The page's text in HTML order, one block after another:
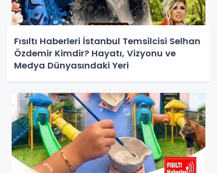
Fısıltı Haberleri İstanbul Temsilcisi Selhan
Özdemir Kimdir? Hayatı, Vizyonu ve
Medya Dünyasındaki Yeri